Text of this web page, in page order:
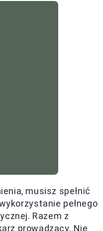
musisz spełnić
pełnego
Razem z
prowadzący. Nie